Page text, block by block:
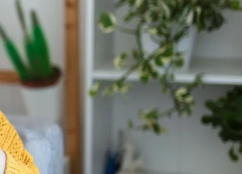
Pszczoła i kwitnący ul